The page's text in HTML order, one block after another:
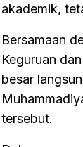
akademik,
Bersamaan
Keguruan
besar
tersebut.